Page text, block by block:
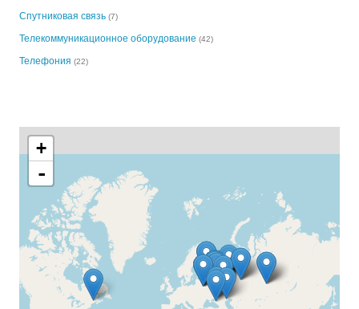
Спутниковая связь (7)
Телекоммуникационное оборудование (42)
Телефония (22)
+
-